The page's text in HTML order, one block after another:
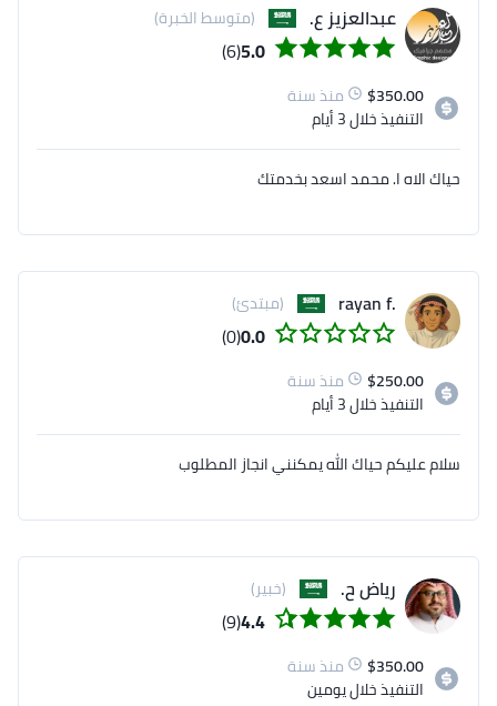
عبدالعزيز ع. (متوسط الخبرة)
5.0
(6)
$350.00
منذ سنة
التنفيذخلال 3 أيام
حياك الاه ا. محمد اسعد بخدمتك
.rayan f (مبتدئ)
0.0
(0)
$250.00
منذ سنة
التنفيذخلال 3 أيام
سلام عليكم حياك الله يمكنني انجاز المطلوب
رياض ح. (خبير)
4.4
(9)
$350.00
منذ سنة
التنفيذخلال يومين